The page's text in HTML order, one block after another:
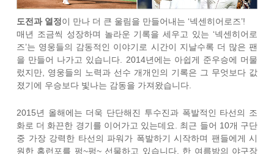
도전과 열정이 만나 더 큰 울림을 만들어내는 ‘넥센히어로즈’!
매년 조금씩 성장하며 놀라운 기록을 세우고 있는 ‘넥센히어로
즈’는 영웅들의 감동적인 이야기로 시간이 지날수록 더 많은 팬
을 만들어 나가고 있습니다. 2014년에는 아쉽게 준우승에 머물
렀지만, 영웅들의 노력과 선수 개개인의 기록은 그 무엇보다 값
졌기에 우승보다 빛나는 감동을 가져왔습니다.
2015년 올해에는 더욱 단단해진 투수진과 폭발적인 타선의 조
화로 더 화끈한 경기를 이어가고 있는데요. 최근 들어 10개 구단
중 가장 강력한 타선의 파워가 폭발하기 시작하며 팬들에게 시
원한 홈런포를 펑~펑~ 선물하고 있습니다. 한 여름밤의 야구장